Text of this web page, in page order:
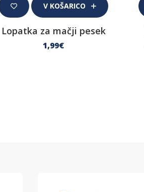
V KOŠARICO
Lopatka za mačji pesek
1,99€